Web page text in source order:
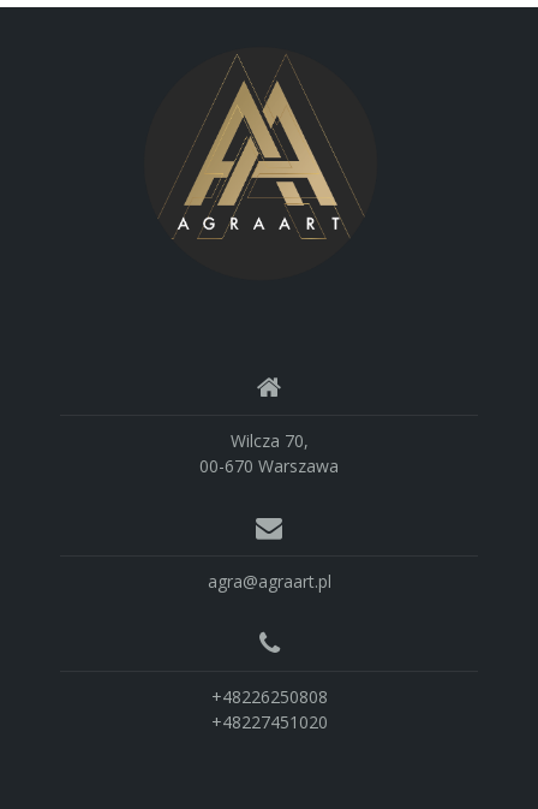
Wilcza 70,
00-670 Warszawa
agra@agraart.pl
+48226250808
+48227451020